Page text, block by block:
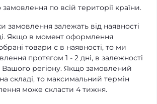
по всій території країни.
замовлення залежать від наявності
Якщо в момент оформлення
товари є в наявності, то ми
протягом 1 - 2 дні, в залежності
Вашого регіону. Якщо замовлений
складі, то максимальний термін
може скласти 4 тижня.